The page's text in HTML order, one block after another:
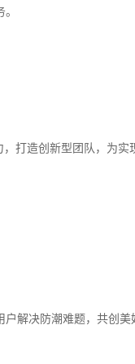
打造创新型团队，为实
解决防潮难题，共创美